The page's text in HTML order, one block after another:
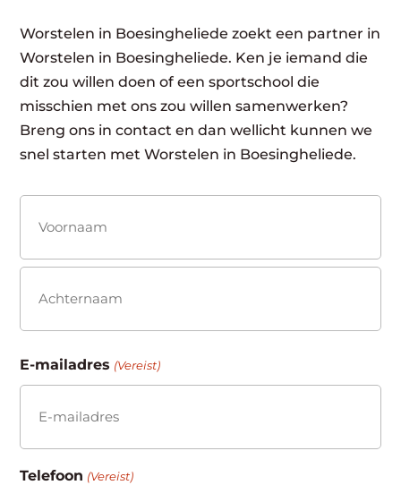
Worstelen in Boesingheliede zoekt een partner in
Worstelen in Boesingheliede. Ken je iemand die
dit zou willen doen of een sportschool die
misschien met ons zou willen samenwerken?
Breng ons in contact en dan wellicht kunnen we
snel starten met Worstelen in Boesingheliede.
(Vereist)
Voornaam
E-mailadres (Vereist)
Telefoon (Vereist)